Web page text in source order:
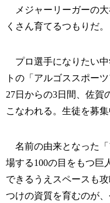
メジャーリーガーの大
くさん育てるつもりだ。
プロ選手になりたい中
トの「アルゴススポー
27日からの3日間、佐賀
こなわれる。生徒を募集
名前の由来となった「
場する100の目をもつ巨
できるうえスペースも
つけの資質を育むのが、